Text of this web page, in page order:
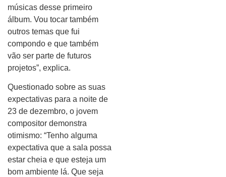
músicas desse primeiro
álbum. Vou tocar também
outros temas que fui
compondo e que também
vão ser parte de futuros
projetos”, explica.
Questionado sobre as suas
expectativas para a noite de
23 de dezembro, o jovem
compositor demonstra
otimismo: “Tenho alguma
expectativa que a sala possa
estar cheia e que esteja um
bom ambiente lá. Que seja